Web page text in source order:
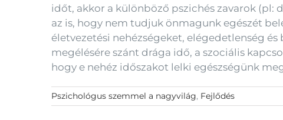
időt, akkor a különböző pszichés zavarok (pl:
az is, hogy nem tudjuk önmagunk egészét
életvezetési nehézségeket, elégedetlenség
megélésére szánt drága idő, a szociális
hogy e nehéz időszakot lelki egészségünk
Pszichológus szemmel a nagyvilág, Fejlődés